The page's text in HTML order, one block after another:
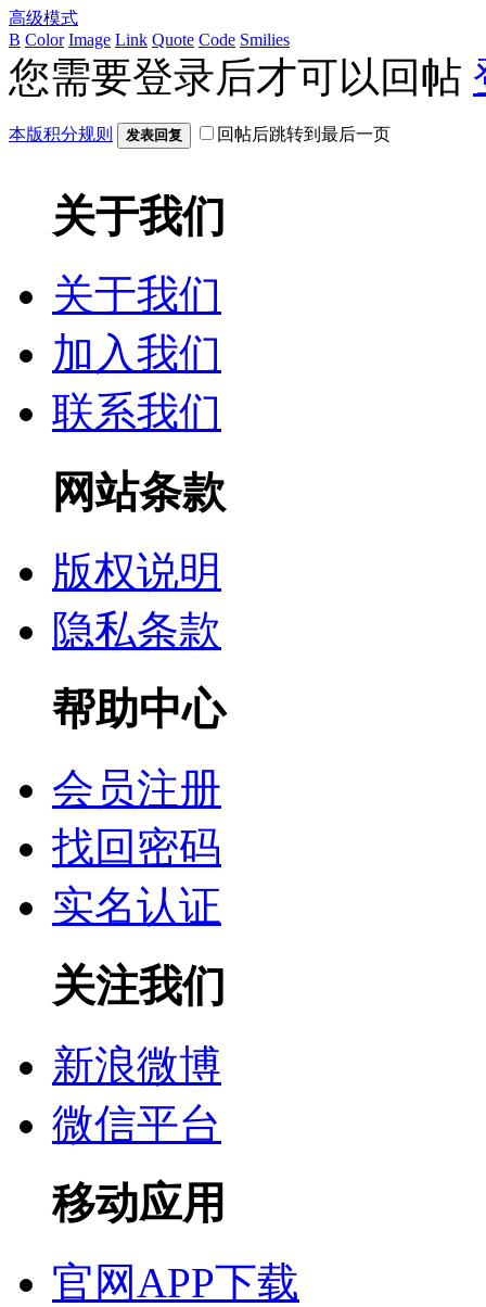
高级模式
B Color Image Link Quote Code Smilies
您需要登录后才可以回帖
本版积分规则 发表回复 回帖后跳转到最后一页
关于我们
关于我们
加入我们
联系我们
网站条款
版权说明
隐私条款
帮助中心
会员注册
找回密码
实名认证
关注我们
新浪微博
微信平台
移动应用
官网APP下载